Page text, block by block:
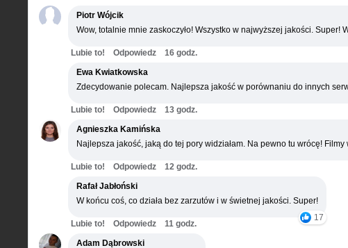
Piotr Wójcik
Wow, totalnie mnie zaskoczyło! Wszystko w najwyższej jakości. Super!
Lubie to! Odpowiedz
16 godz.
Ewa Kwiatkowska
Zdecydowanie polecam. Najlepsza jakość w porównaniu do innych
Lubie to! Odpowiedz
13 godz.
Agnieszka Kamińska
Najlepsza jakość, jaką do tej pory widziałam. Na pewno tu wrócę! Filmy
Lubie to! Odpowiedz
12 godz.
Rafał Jabłoński
W końcu coś, co działa bez zarzutów i w świetnej jakości. Super!
17
Lubie to! Odpowiedz
11 godz.
Adam Dąbrowski